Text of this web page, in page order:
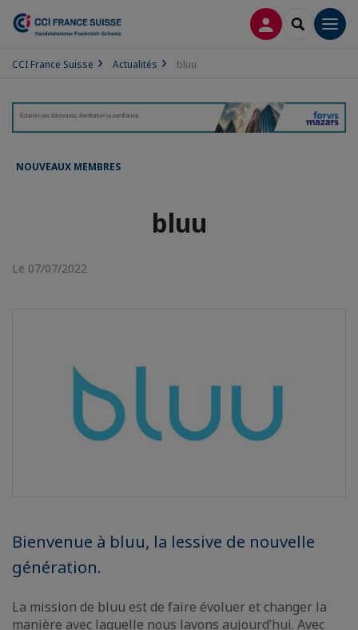
CONNEXION
CCI France Suisse Actualités bluu
NOUVEAUX MEMBRES
bluu
Le 07/07/2022
Bienvenue à bluu, la lessive de nouvelle
génération.
La mission de bluu est de faire évoluer et changer la
manière avec laquelle nous lavons aujourd’hui. Avec